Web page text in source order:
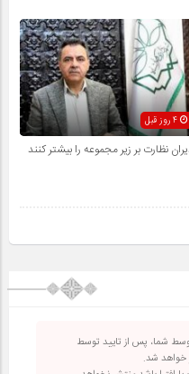
نظارت بر زیر مجموعه را بیشتر کنند
شما، پس از تایید توسط
خواهد شد.